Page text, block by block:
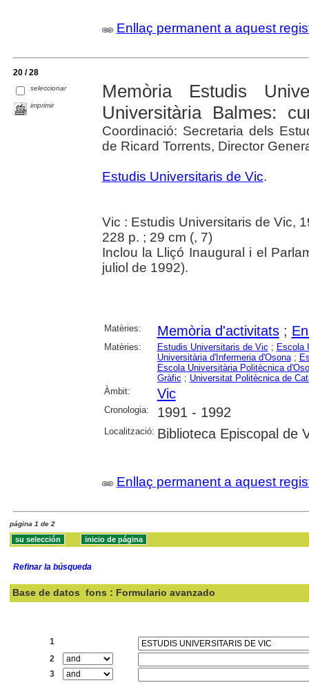
Enllaç permanent a aquest
20 / 28
seleccionar
imprimir
Memòria Estudis
Universitària Balmes:
Coordinació: Secretaria dels
de Ricard Torrents, Director
Estudis Universitaris de Vic.
Vic : Estudis Universitaris de Vic,
228 p. ; 29 cm (, 7)
Inclou la Lliçó Inaugural i el
juliol de 1992).
Matèries: Memòria d'activitats;
Matèries: Estudis Universitaris de Vic ; Escola
Universitària d'Infermeria d'Osona;
Escola Universitària Politècnica
Gràfic ; Universitat Politècnica de
Àmbit:
Vic
Cronologia: 1991 - 1992
Localització: Biblioteca Episcopal de
Enllaç permanent a aquest
página 1 de 2
Refinar la búsqueda
Base de datos fons : Formulario avanzado
1
2
3